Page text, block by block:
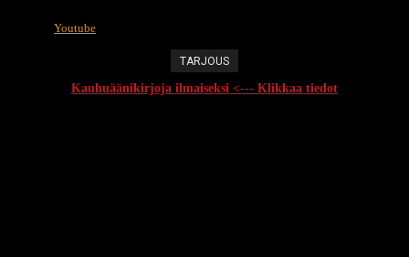
Youtube
TARJOUS
Kauhuäänikirjoja ilmaiseksi <--- Klikkaa tiedot